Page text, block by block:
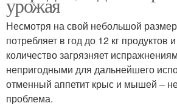
Несмотря на свой небольшой
потребляет в год до 12 кг
количество загрязняет
непригодными для дальнейшего
отменный аппетит крыс и мышей –
проблема.